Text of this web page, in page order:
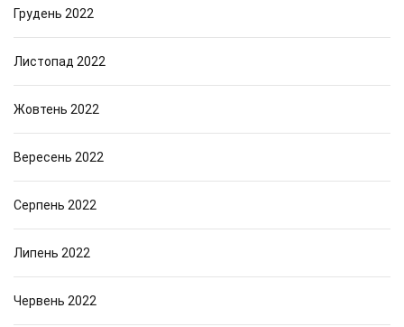
Грудень 2022
Листопад 2022
Жовтень 2022
Вересень 2022
Серпень 2022
Липень 2022
Червень 2022